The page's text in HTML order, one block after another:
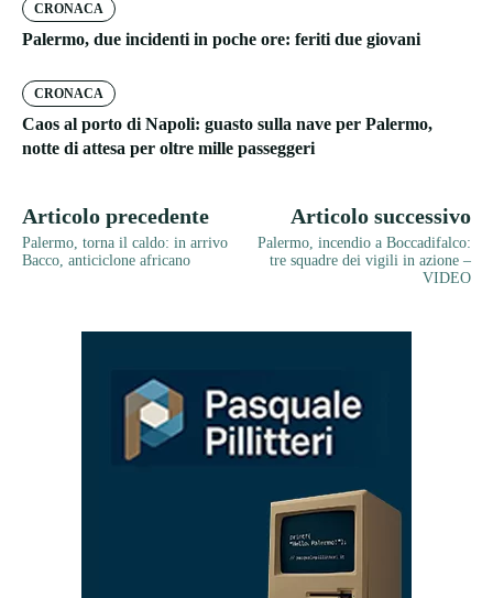
CRONACA
Palermo, due incidenti in poche ore: feriti due giovani
CRONACA
Caos al porto di Napoli: guasto sulla nave per Palermo,
notte di attesa per oltre mille passeggeri
Articolo precedente
Palermo, torna il caldo: in arrivo
Bacco, anticiclone africano
Articolo successivo
Palermo, incendio a Boccadifalco:
tre squadre dei vigili in azione –
VIDEO